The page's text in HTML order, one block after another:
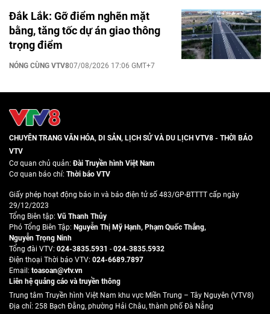
Đắk Lắk: Gỡ điểm nghẽn mặt
bằng, tăng tốc dự án giao thông
trọng điểm
NÓNG CÙNG VTV807/08/2026 17:06 GMT+7
CHUYÊN TRANG VĂN HÓA, DI SẢN, LỊCH SỬ VÀ DU LỊCH VTV8 - THỜI BÁO
VTV
Cơ quan chủ quản:Đài Truyền hình Việt Nam
Cơ quan báo chí: Thời báo VTV
Giấy phép hoạt động báo in và báo điện tử số 483/GP-BTTTT cấp ngày
29/12/2023
Tổng Biên tập: Vũ Thanh Thủy
Phó Tổng Biên Tập: Nguyễn Thị Mỹ Hạnh, Phạm Quốc Thắng,
Nguyễn Trọng Ninh
Tổng đài VTV: 024-3835.5931 - 024-3835.5932
Ðiện thoại Thời báo VTV: 024-6689.7897
Email: toasoan@vtv.vn
Liên hệ quảng cáo và truyền thông
Trung tâm Truyền hình Việt Nam khu vực Miền Trung – Tây Nguyên (VTV8)
Địa chỉ: 258 Bạch Đằng, phường Hải Châu, thành phố Đà Nẵng